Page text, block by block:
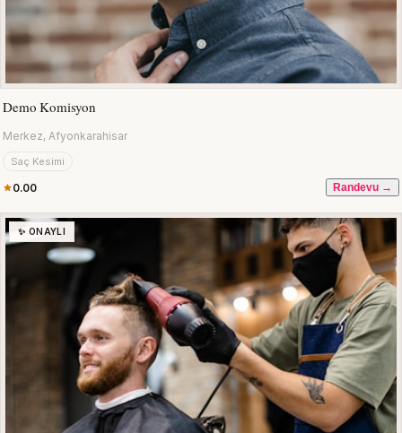
Demo Komisyon
Merkez, Afyonkarahisar
Saç Kesimi
0.00 Randevu →
✨ ONAYLI